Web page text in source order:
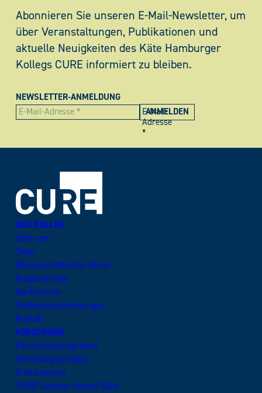
Abonnieren Sie unseren E-Mail-Newsletter, um
über Veranstaltungen, Publikationen und
aktuelle Neuigkeiten des Käte Hamburger
Kollegs CURE informiert zu bleiben.
NEWSLETTER-ANMELDUNG
E-Mail-
Adresse
*
DAS KOLLEG
Über uns
Team
Wissenschaftlicher Beirat
Kooperationen
Nachrichten
Stellenausschreibungen
Kontakt
FORSCHUNG
Forschungsprogramm
Forschungsprojekte
Publikationen
CURE Summer School 2026